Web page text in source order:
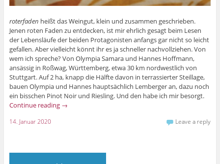
roterfaden heißt das Weingut, klein und zusammen geschrieben.
Jenen roten Faden zu entdecken, ist mir ehrlich gesagt beim Lesen
der Lebensläufe der beiden Protagonisten anfangs gar nicht so leicht
gefallen. Aber vielleicht könnt ihr es ja schneller nachvollziehen. Von
wem ich spreche? Von Olympia Samara und Hannes Hoffmann,
ansässig in Roßwag, Württemberg, etwa 30 km nordwestlich von
Stuttgart. Auf 2 ha, knapp die Hälfte davon in terrassierter Steillage,
bauen Olympia und Hannes hauptsächlich Lemberger an, dazu noch
ein bisschen Pinot Noir und Riesling. Und den habe ich mir besorgt.
Continue reading →
14. Januar 2020 Leave a reply